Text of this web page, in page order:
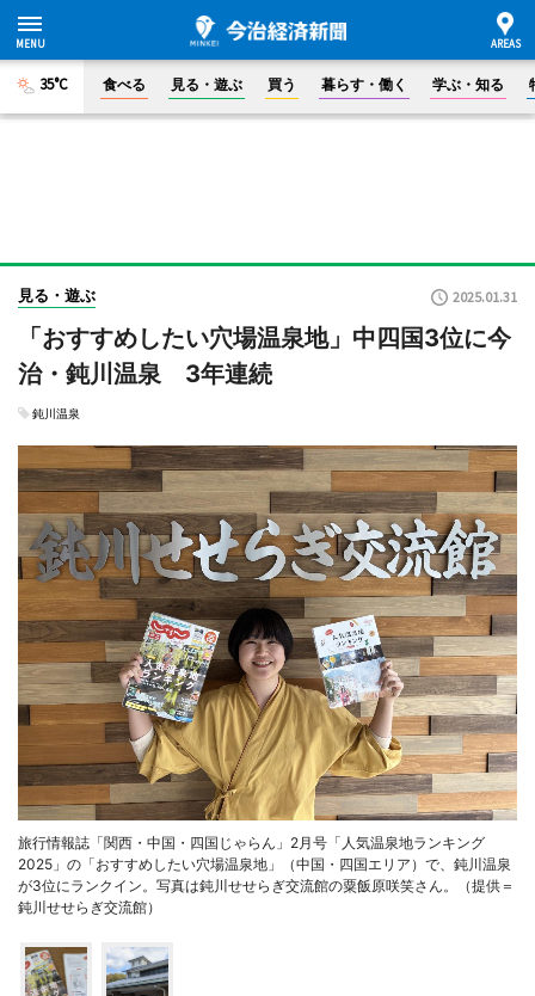
35°C 食べる 見る・遊ぶ 買う 暮らす・働く 学ぶ・知る
見る・遊ぶ 2025.01.31
「おすすめしたい穴場温泉地」中四国3位に今
治・鈍川温泉 3年連続
鈍川温泉
旅行情報誌「関西・中国・四国じゃらん」2月号「人気温泉地ランキング
2025」の「おすすめしたい穴場温泉地」（中国・四国エリア）で、鈍川温泉
が3位にランクイン。写真は鈍川せせらぎ交流館の粟飯原咲笑さん。（提供＝
鈍川せせらぎ交流館）